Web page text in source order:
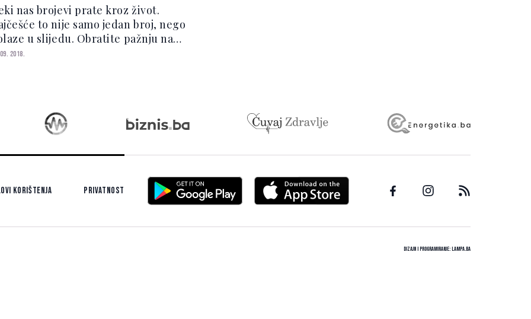
nas brojevi prate kroz život.
to nije samo jedan broj, nego
u slijedu. Obratite pažnju na
račune, vrijeme u koje gledate
2018.
korištenja Privatnost
Dizajn i programiranje:Lampa.ba